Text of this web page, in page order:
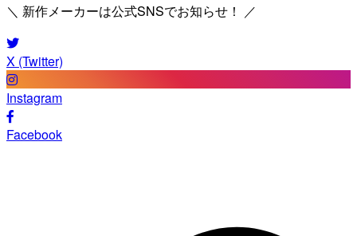
＼ 新作メーカーは公式SNSでお知らせ！ ／
X (Twitter)
Instagram
Facebook